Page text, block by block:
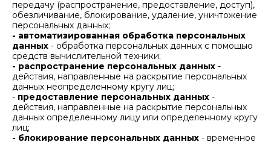
передачу (распространение, предоставление, доступ),
обезличивание, блокирование, удаление, уничтожение
персональных данных;
- автоматизированная обработка персональных
данных - обработка персональных данных с помощью
средств вычислительной техники;
- распространение персональных данных -
действия, направленные на раскрытие персональных
данных неопределенному кругу лиц;
- предоставление персональных данных -
действия, направленные на раскрытие персональных
данных определенному лицу или определенному кругу
лиц;
- блокирование персональных данных - временное